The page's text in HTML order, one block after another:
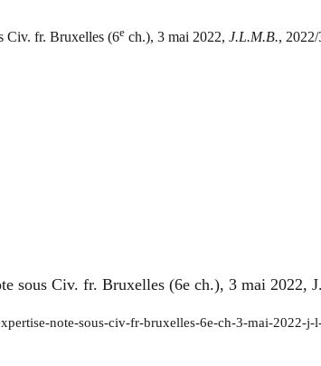
Civ. fr. Bruxelles (6e ch.), 3 mai 2022, J.L.M.B.,
sous Civ. fr. Bruxelles (6e ch.), 3 mai 2022,
note-sous-civ-fr-bruxelles-6e-ch-3-mai-2022-